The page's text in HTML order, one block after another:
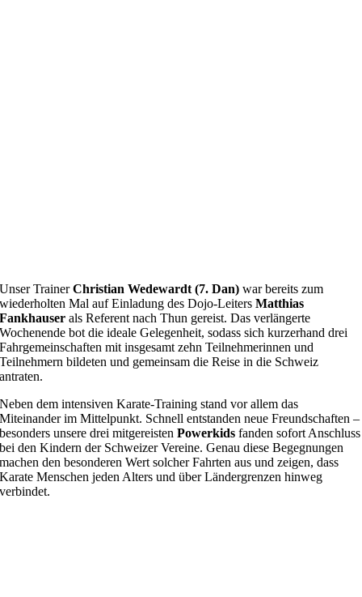
Unser TrainerChristian Wedewardt (7. Dan) war bereits zum
wiederholten Mal auf Einladung des Dojo-LeitersMatthias
Fankhauser als Referent nach Thun gereist. Das verlängerte
Wochenende bot die ideale Gelegenheit, sodass sich kurzerhand drei
Fahrgemeinschaften mit insgesamt zehn Teilnehmerinnen und
Teilnehmern bildeten und gemeinsam die Reise in die Schweiz
antraten.
Neben dem intensiven Karate-Training stand vor allem das
Miteinander im Mittelpunkt. Schnell entstanden neue Freundschaften –
besonders unsere drei mitgereistenPowerkids fanden sofort Anschluss
bei den Kindern der Schweizer Vereine. Genau diese Begegnungen
machen den besonderen Wert solcher Fahrten aus und zeigen, dass
Karate Menschen jeden Alters und über Ländergrenzen hinweg
verbindet.